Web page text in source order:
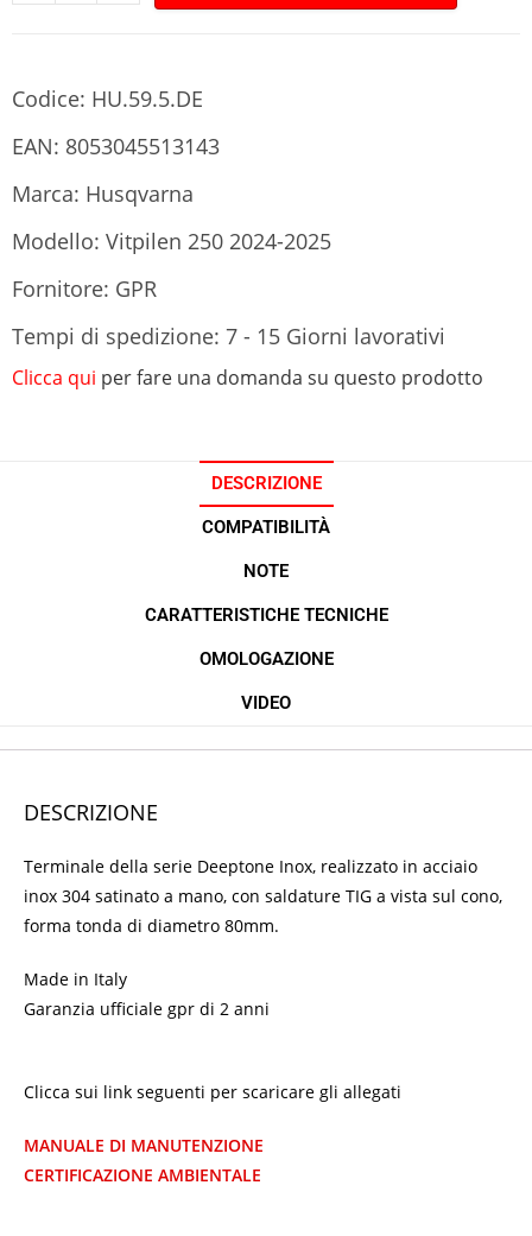
Codice: HU.59.5.DE
EAN: 8053045513143
Marca: Husqvarna
Modello: Vitpilen 250 2024-2025
Fornitore: GPR
Tempi di spedizione: 7 - 15 Giorni lavorativi
Clicca qui per fare una domanda su questo prodotto
DESCRIZIONE
COMPATIBILITÀ
NOTE
CARATTERISTICHE TECNICHE
OMOLOGAZIONE
VIDEO
DESCRIZIONE
Terminale della serie Deeptone Inox, realizzato in acciaio
inox 304 satinato a mano, con saldature TIG a vista sul cono,
forma tonda di diametro 80mm.
Made in Italy
Garanzia ufficiale gpr di 2 anni
Clicca sui link seguenti per scaricare gli allegati
MANUALE DI MANUTENZIONE
CERTIFICAZIONE AMBIENTALE